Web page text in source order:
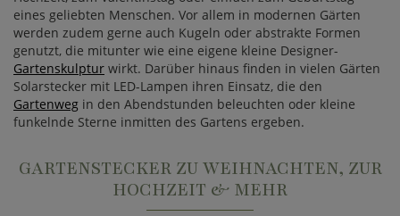
eines geliebten Menschen. Vor allem in modernen Gärten
werden zudem gerne auch Kugeln oder abstrakte Formen
genutzt, die mitunter wie eine eigene kleine Designer-
Gartenskulptur wirkt. Darüber hinaus finden in vielen Gärten
Solarstecker mit LED-Lampen ihren Einsatz, die den
Gartenweg in den Abendstunden beleuchten oder kleine
funkelnde Sterne inmitten des Gartens ergeben.
GARTENSTECKER ZU WEIHNACHTEN, ZUR
HOCHZEIT & MEHR